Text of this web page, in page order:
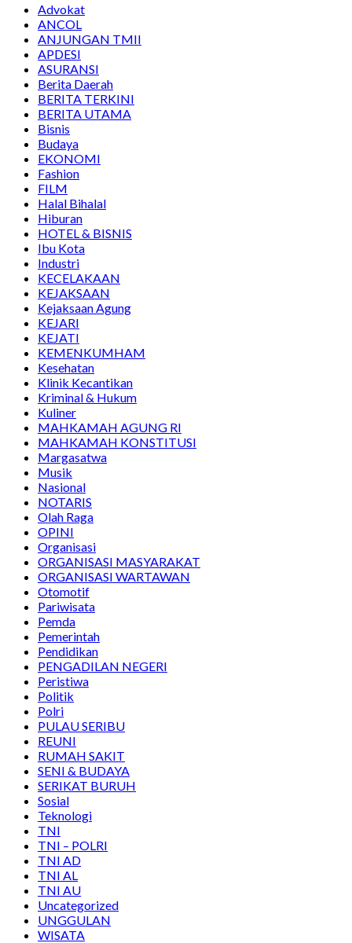
Advokat
ANCOL
ANJUNGAN TMII
APDESI
ASURANSI
Berita Daerah
BERITA TERKINI
BERITA UTAMA
Bisnis
Budaya
EKONOMI
Fashion
FILM
Halal Bihalal
Hiburan
HOTEL & BISNIS
Ibu Kota
Industri
KECELAKAAN
KEJAKSAAN
Kejaksaan Agung
KEJARI
KEJATI
KEMENKUMHAM
Kesehatan
Klinik Kecantikan
Kriminal & Hukum
Kuliner
MAHKAMAH AGUNG RI
MAHKAMAH KONSTITUSI
Margasatwa
Musik
Nasional
NOTARIS
Olah Raga
OPINI
Organisasi
ORGANISASI MASYARAKAT
ORGANISASI WARTAWAN
Otomotif
Pariwisata
Pemda
Pemerintah
Pendidikan
PENGADILAN NEGERI
Peristiwa
Politik
Polri
PULAU SERIBU
REUNI
RUMAH SAKIT
SENI & BUDAYA
SERIKAT BURUH
Sosial
Teknologi
TNI
TNI – POLRI
TNI AD
TNI AL
TNI AU
Uncategorized
UNGGULAN
WISATA